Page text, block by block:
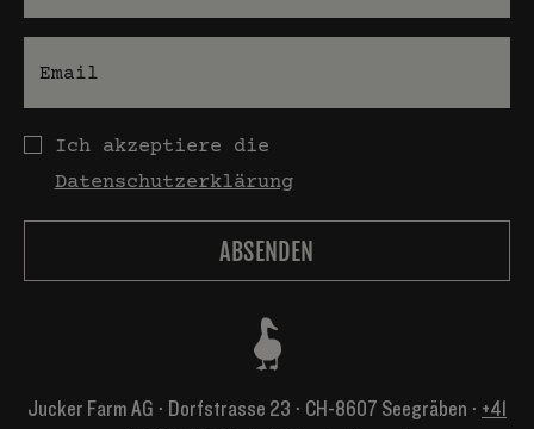
Datenschutz
Ich akzeptiere die
Datenschutzerklärung
Jucker Farm AG ⋅ Dorfstrasse 23 ⋅ CH-8607 Seegräben ⋅ +41